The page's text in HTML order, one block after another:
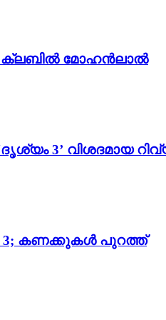
ക്ലബിൽ മോഹൻലാൽ
3’ വിശദമായ
3; കണക്കുകൾ പുറത്ത്